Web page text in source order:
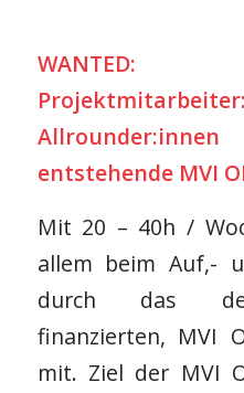
entstehende MVI
Mit 20 – 40h /
allem beim Auf,-
durch das
finanzierten, MVI
mit. Ziel der MVI